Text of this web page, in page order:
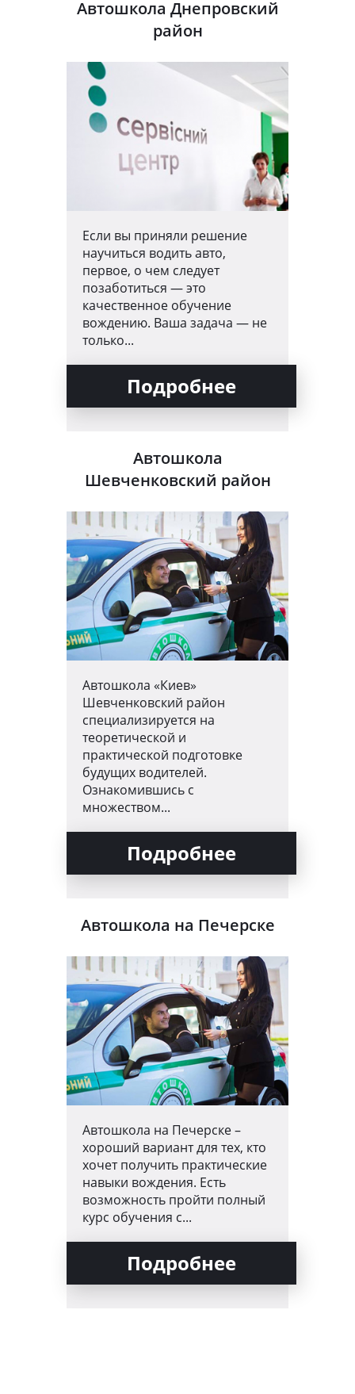
Автошкола Днепровский
район
Если вы приняли решение
научиться водить авто,
первое, о чем следует
позаботиться — это
качественное обучение
вождению. Ваша задача — не
только...
Подробнее
Автошкола
Шевченковский район
Автошкола «Киев»
Шевченковский район
специализируется на
теоретической и
практической подготовке
будущих водителей.
Ознакомившись с
множеством...
Подробнее
Автошкола на Печерске
Автошкола на Печерске –
хороший вариант для тех, кто
хочет получить практические
навыки вождения. Есть
возможность пройти полный
курс обучения с...
Подробнее